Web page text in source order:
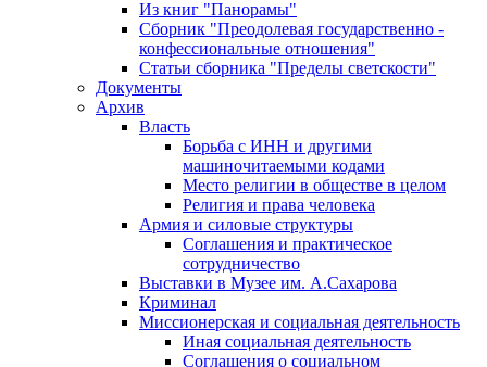
Из книг "Панорамы"
Сборник "Преодолевая государственно -
конфессиональные отношения"
Статьи сборника "Пределы светскости"
Документы
Архив
Власть
Борьба с ИНН и другими
машиночитаемыми кодами
Место религии в обществе в целом
Религия и права человека
Армия и силовые структуры
Соглашения и практическое
сотрудничество
Выставки в Музее им. А.Сахарова
Криминал
Миссионерская и социальная деятельность
Иная социальная деятельность
Соглашения о социальном